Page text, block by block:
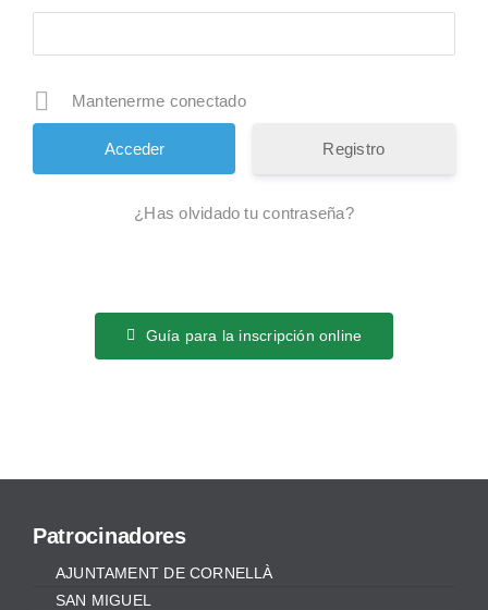
Contacto
Zona familias
Mantenerme conectado
Registro
¿Has olvidado tu contraseña?
Guía para la inscripción online
Patrocinadores
AJUNTAMENT DE CORNELLÀ
SAN MIGUEL